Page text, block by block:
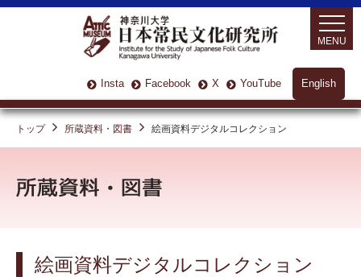
English
Insta Facebook X YouTube
MENU
トップ 所蔵資料・図書 絵画資料デジタルコレクション
絵画資料デジタルコレクション